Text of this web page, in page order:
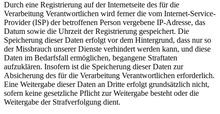
Durch eine Registrierung auf der Internetseite des für die
Verarbeitung Verantwortlichen wird ferner die vom Internet-Service-
Provider (ISP) der betroffenen Person vergebene IP-Adresse, das
Datum sowie die Uhrzeit der Registrierung gespeichert. Die
Speicherung dieser Daten erfolgt vor dem Hintergrund, dass nur so
der Missbrauch unserer Dienste verhindert werden kann, und diese
Daten im Bedarfsfall ermöglichen, begangene Straftaten
aufzuklären. Insofern ist die Speicherung dieser Daten zur
Absicherung des für die Verarbeitung Verantwortlichen erforderlich.
Eine Weitergabe dieser Daten an Dritte erfolgt grundsätzlich nicht,
sofern keine gesetzliche Pflicht zur Weitergabe besteht oder die
Weitergabe der Strafverfolgung dient.